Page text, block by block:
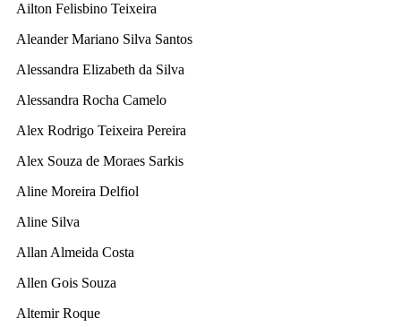
Ailton Felisbino Teixeira
Aleander Mariano Silva Santos
Alessandra Elizabeth da Silva
Alessandra Rocha Camelo
Alex Rodrigo Teixeira Pereira
Alex Souza de Moraes Sarkis
Aline Moreira Delfiol
Aline Silva
Allan Almeida Costa
Allen Gois Souza
Altemir Roque